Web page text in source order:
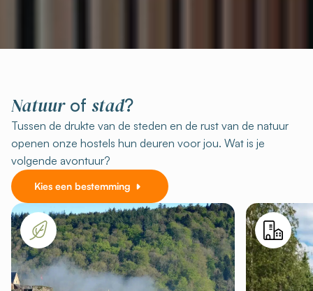
Natuurof stad?
Tussen de drukte van de steden en de rust van de natuur
openen onze hostels hun deuren voor jou. Wat is je
volgende avontuur?
Kies een bestemming